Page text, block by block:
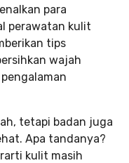
para
perawatan kulit
tips
wajah
tetapi badan juga
Apa tandanya?
kulit masih